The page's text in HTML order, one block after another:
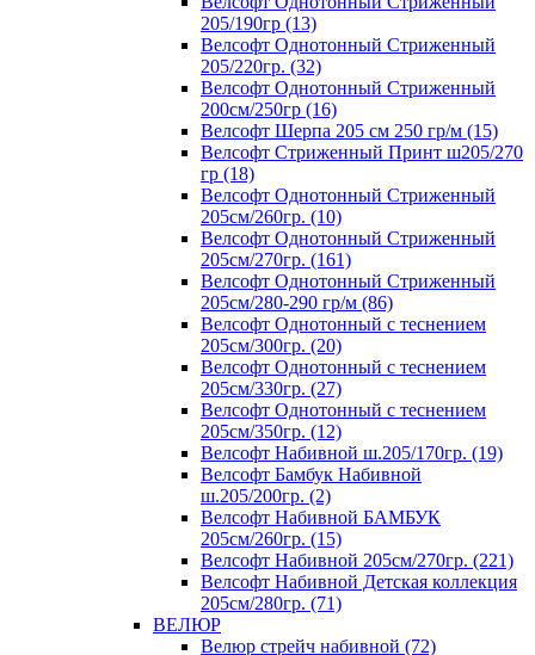
205/190гр (13)
Велсофт Однотонный Стриженный
205/220гр. (32)
Велсофт Однотонный Стриженный
200см/250гр (16)
Велсофт Шерпа 205 см 250 гр/м (15)
Велсофт Стриженный Принт ш205/270
гр (18)
Велсофт Однотонный Стриженный
205см/260гр. (10)
Велсофт Однотонный Стриженный
205см/270гр. (161)
Велсофт Однотонный Стриженный
205см/280-290 гр/м (86)
Велсофт Однотонный с теснением
205см/300гр. (20)
Велсофт Однотонный с теснением
205см/330гр. (27)
Велсофт Однотонный с теснением
205см/350гр. (12)
Велсофт Набивной ш.205/170гр. (19)
Велсофт Бамбук Набивной
ш.205/200гр. (2)
Велсофт Набивной БАМБУК
205см/260гр. (15)
Велсофт Набивной 205см/270гр. (221)
Велсофт Набивной Детская коллекция
205см/280гр. (71)
ВЕЛЮР
Велюр стрейч набивной (72)